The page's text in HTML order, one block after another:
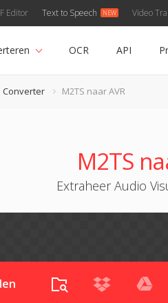
Editor Text to Speech Video
OCR API
Converter M2TS naar AVR
M2TS
Extraheer Audio